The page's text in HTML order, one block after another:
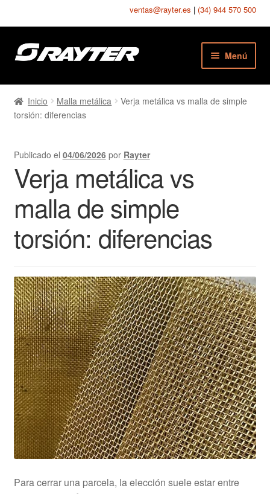
ventas@rayter.es | (34) 944 570 500
Ir
a
navegación
Ir
al
Menú
Chapas Perforadas
Chapas Estampadas
Chapas Seguridad
Chapas Texturadas
Telas Metálicas
Mallas Soldadas
Rejillas Poliester PRFV
Tramex
Cilindros y Rejillas Filtrantes
Metal Extendido
Grapas
Demister
Inicio Malla metálica
Verja metálica vs malla de simple
torsión: diferencias
Publicado el 04/06/2026 por Rayter
Verja metálica vs
malla de simple
torsión: diferencias
Para cerrar una parcela, la elección suele estar entre